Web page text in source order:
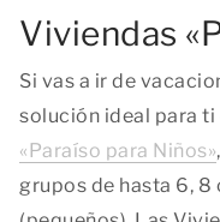
Viviendas
Si vas a ir de
solución ideal para ti
«Paraíso para Niños»
grupos de hasta 6, 8